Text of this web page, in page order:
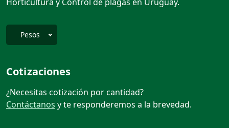
Pesos
Cotizaciones
¿Necesitas cotización por cantidad?
Contáctanos y te responderemos a la brevedad.